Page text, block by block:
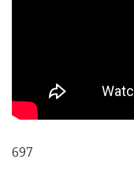
697